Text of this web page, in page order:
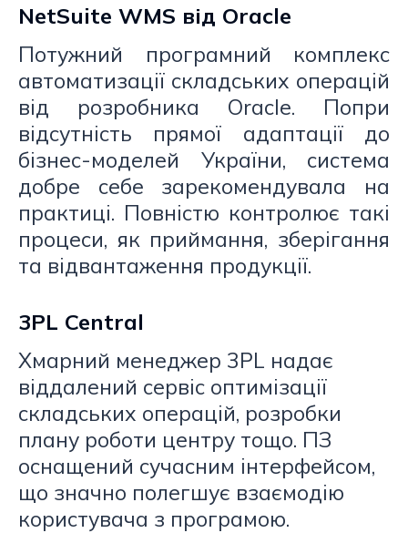
NetSuite WMS від Oracle
Потужний програмний комплекс
автоматизації складських операцій
від розробника Oracle. Попри
відсутність прямої адаптації до
бізнес-моделей України, система
добре себе зарекомендувала на
практиці. Повністю контролює такі
процеси, як приймання, зберігання
та відвантаження продукції.
3PL Central
Хмарний менеджер 3PL надає
віддалений сервіс оптимізації
складських операцій, розробки
плану роботи центру тощо. ПЗ
оснащений сучасним інтерфейсом,
що значно полегшує взаємодію
користувача з програмою.